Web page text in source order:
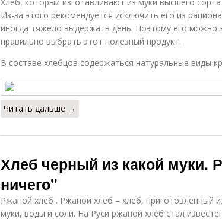
Из-за этого рекомендуется исключить его из
иногда тяжело выдержать день. Поэтому его можно
правильно выбрать этот полезный продукт.
В составе хлебцов содержаться натуральные виды
Читать дальше →
Хлеб черный из какой муки.
ничего"
Ржаной хлеб . Ржаной хлеб – хлеб, приготовленный
муки, воды и соли. На Руси ржаной хлеб стал